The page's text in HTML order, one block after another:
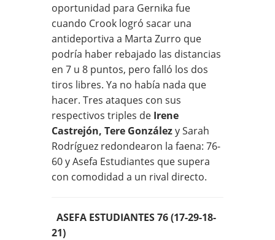
oportunidad para Gernika fue
cuando Crook logró sacar una
antideportiva a Marta Zurro que
podría haber rebajado las distancias
en 7 u 8 puntos, pero falló los dos
tiros libres. Ya no había nada que
hacer. Tres ataques con sus
respectivos triples de Irene
Castrejón, Tere Gonzálezy Sarah
Rodríguez redondearon la faena: 76-
60 y Asefa Estudiantes que supera
con comodidad a un rival directo.
ASEFA ESTUDIANTES 76 (17-29-18-
21)